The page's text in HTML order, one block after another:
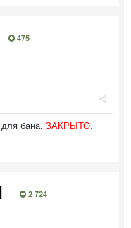
475
бана. ЗАКРЫТО.
2 724